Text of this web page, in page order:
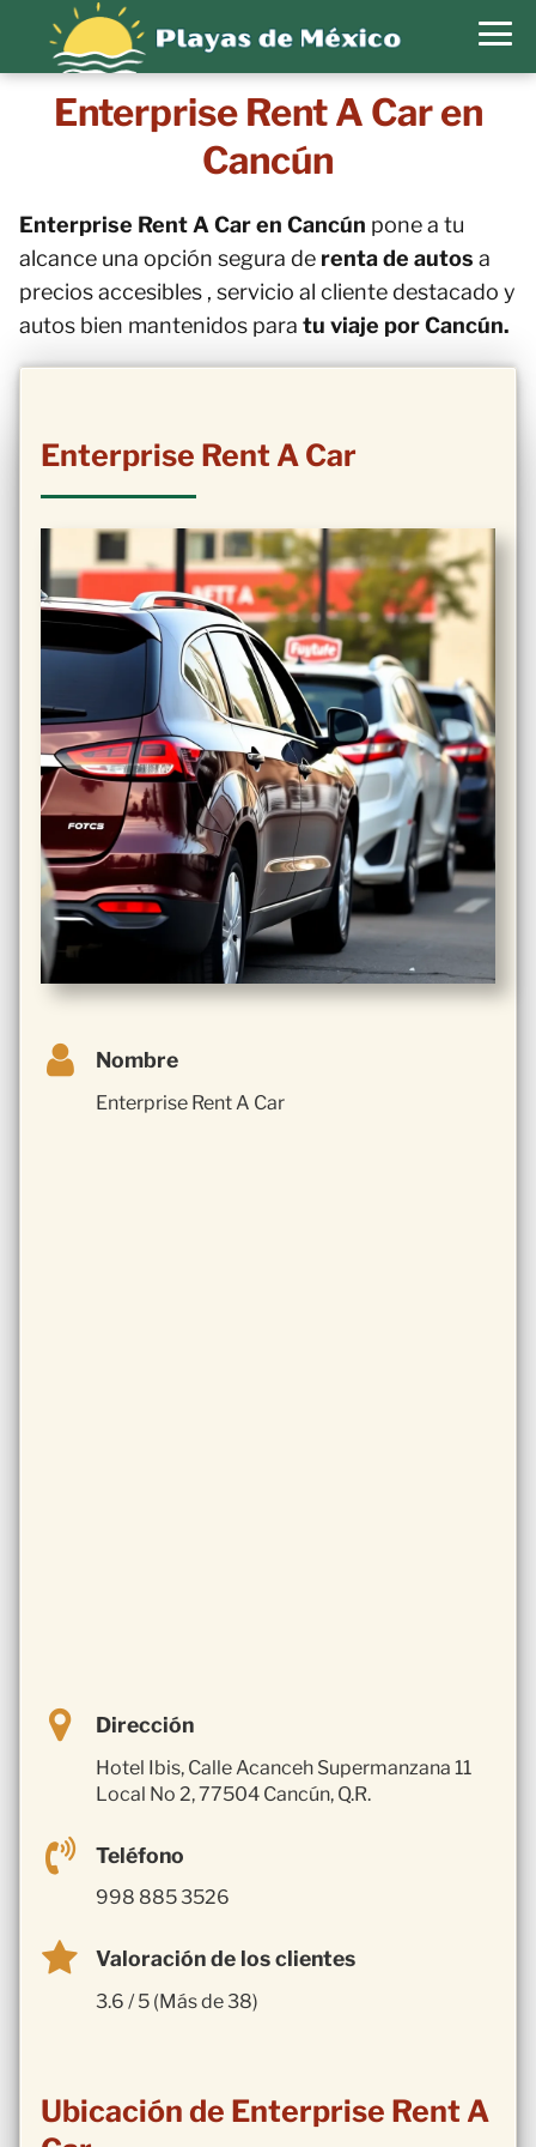
Enterprise Rent A Car en
Cancún
Enterprise Rent A Car en Cancún pone a tu
alcance una opción segura de renta de autos a
precios accesibles , servicio al cliente destacado y
autos bien mantenidos para tu viaje por Cancún.
Enterprise Rent A Car
Nombre
Enterprise Rent A Car
Dirección
Hotel Ibis, Calle Acanceh Supermanzana 11
Local No 2, 77504 Cancún, Q.R.
Teléfono
998 885 3526
Valoración de los clientes
3.6 / 5 (Más de 38)
Ubicación de Enterprise Rent A